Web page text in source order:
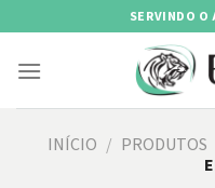
to
content
SERVINDO
INÍCIO / PRODUTOS